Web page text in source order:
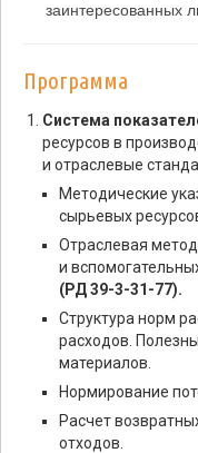
заинтересованных
Программа
Система
ресурсов в
и отраслевые
Методические
сырьевых
Отраслевая
и
(РД 39-3-31-77).
Структура норм
расходов.
материалов.
Нормирование
Расчет
отходов.